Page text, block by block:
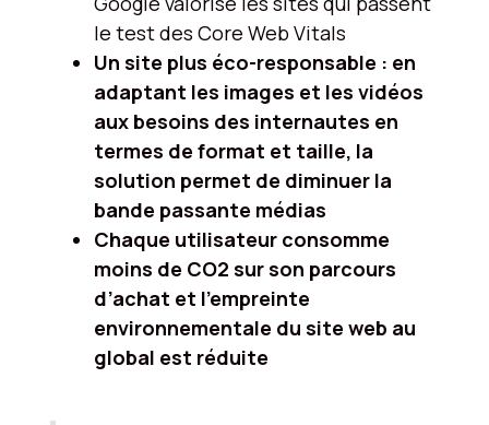
le test des Core Web Vitals
Un site plus éco-responsable : en
adaptant les images et les vidéos
aux besoins des internautes en
termes de format et taille, la
solution permet de diminuer la
bande passante médias
Chaque utilisateur consomme
moins de CO2 sur son parcours
d’achat et l’empreinte
environnementale du site web au
global est réduite